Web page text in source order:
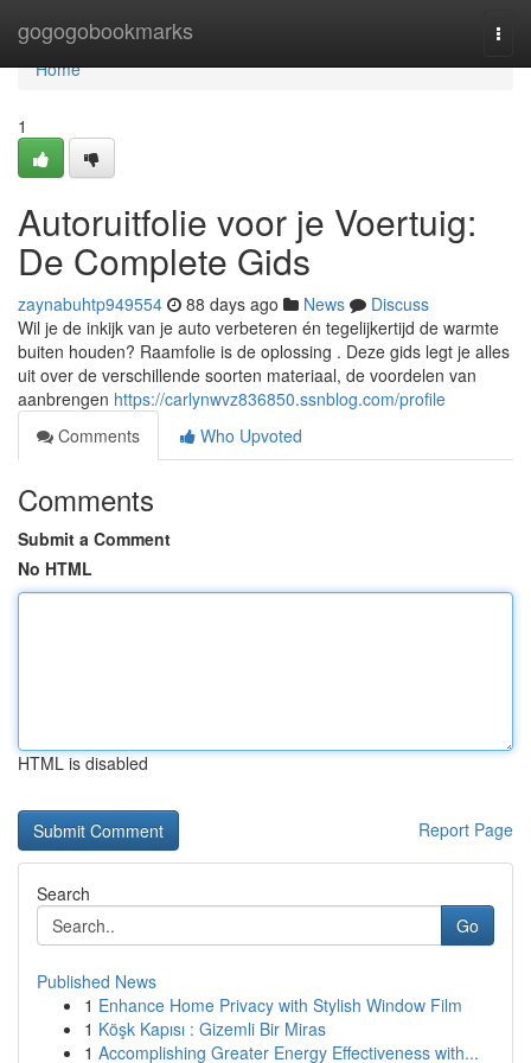
gogogobookmarks
Home
Home
1
Autoruitfolie voor je Voertuig:
De Complete Gids
zaynabuhtp949554 88 days ago News
Discuss
Wil je de inkijk van je auto verbeteren én tegelijkertijd de warmte
buiten houden? Raamfolie is de oplossing . Deze gids legt je alles
uit over de verschillende soorten materiaal, de voordelen van
aanbrengen https://carlynwvz836850.ssnblog.com/profile
Comments
Who Upvoted
Comments
Submit a Comment
No HTML
HTML is disabled
Report Page
Search
Go
Published News
1 Enhance Home Privacy with Stylish Window Film
1 Köşk Kapısı : Gizemli Bir Miras
1 Accomplishing Greater Energy Effectiveness with...